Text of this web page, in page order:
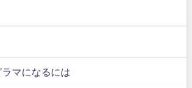
マになるには